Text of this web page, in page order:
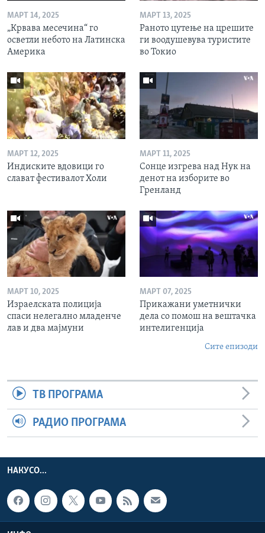
МАРТ 14, 2025
„Крвава месечина“ го
осветли небото на Латинска
Америка
МАРТ 13, 2025
Раното цутење на црешите
ги воодушевува туристите
во Токио
МАРТ 12, 2025
Индиските вдовици го
слават фестивалот Холи
МАРТ 11, 2025
Сонце изгрева над Нук на
денот на изборите во
Гренланд
МАРТ 10, 2025
Израелската полиција
спаси нелегално младенче
лав и два мајмуни
МАРТ 07, 2025
Прикажани уметнички
дела со помош на вештачка
интелигенција
Сите епизоди
ТВ ПРОГРАМА
РАДИО ПРОГРАМА
НАКУСО...